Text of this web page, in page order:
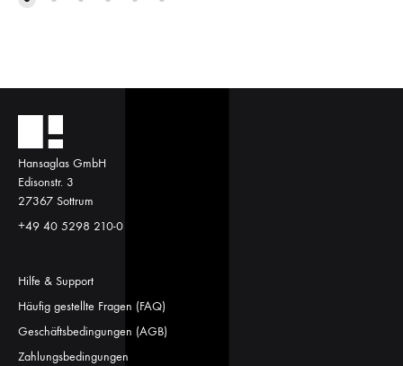
Hansaglas GmbH
Edisonstr. 3
27367 Sottrum
+49 40 5298 210-0
Hilfe & Support
Häufig gestellte Fragen (FAQ)
Geschäftsbedingungen (AGB)
Zahlungsbedingungen